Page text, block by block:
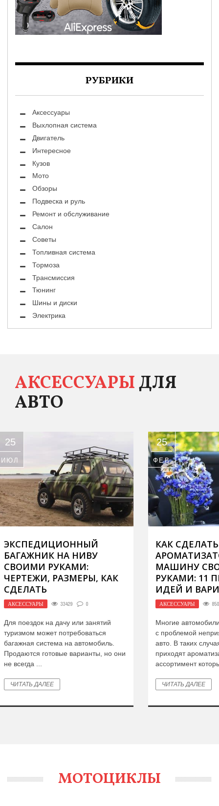
РУБРИКИ
Аксессуары
Выхлопная система
Двигатель
Интересное
Кузов
Мото
Обзоры
Подвеска и руль
Ремонт и обслуживание
Салон
Советы
Топливная система
Тормоза
Трансмиссия
Тюнинг
Шины и диски
Электрика
АКСЕССУАРЫДЛЯ
АВТО
ФЕВ
КАК СДЕЛАТЬ
АРОМАТИЗАТОР В
МАШИНУ СВОИМИ
РУКАМИ: 11 ПРОСТЫХ
ИДЕЙ И ВАРИАНТОВ
АКСЕССУАРЫ 85059
Многие автомобилисты сталкиваются
с проблемой неприятного запаха в
авто. В таких случаях на помощь
приходят ароматизаторы,
ассортимент которых на полках ...
ЧИТАТЬ ДАЛЕЕ
6
ЯНВ
КАК
10
АКБ
АКСЕССУАРЫ
опасностями,
многих
кража самой
ее элементов.
транспортных
МОТОЦИКЛЫ